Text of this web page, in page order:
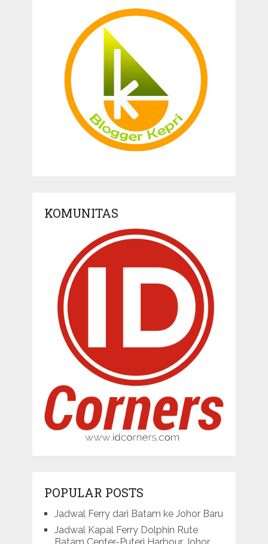
KOMUNITAS
POPULAR POSTS
Jadwal Ferry dari Batam ke Johor Baru
Jadwal Kapal Ferry Dolphin Rute
Batam Center-Puteri Harbour Johor